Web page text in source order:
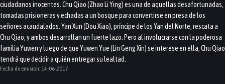
ciudadanos inocentes. Chu Qiao (Zhao Li Ying) es una de aquellas desafortunadas,
tomadas prisioneras y echadas a un bosque para convertirse en presa de los
señores acaudalados. Yan Xun (Dou Xiao), príncipe de los Yan del Norte, rescata a
Chu Qiao, y ambos desarrollan un fuerte lazo. Pero al involucrarse con la poderosa
familia Yuwen y luego de que Yuwen Yue (Lin Geng Xin) se interese en ella, Chu Qiao
tendrá que decidir a quién entregar su lealtad.
Fecha de emisión: 14-06-2017